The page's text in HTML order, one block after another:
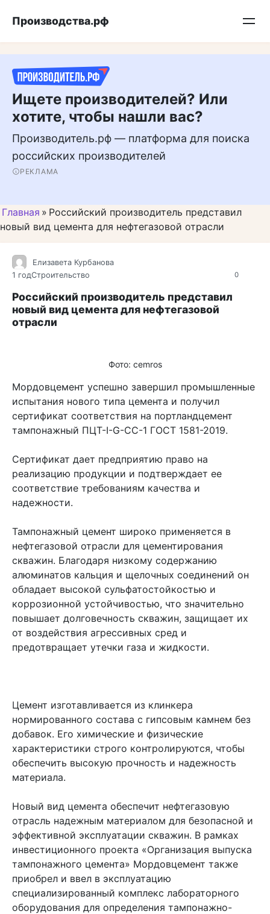
Подписывайтесь на нас в MAX
Производства.рф
Ищете производителей? Или
хотите, чтобы нашли вас?
Производитель.рф — платформа для поиска
российских производителей
РЕКЛАМА
Главная » Российский производитель представил
новый вид цемента для нефтегазовой отрасли
0
Елизавета Курбанова
1 годСтроительство
Российский производитель представил
новый вид цемента для нефтегазовой
отрасли
Фото: cemros
Мордовцемент успешно завершил промышленные
испытания нового типа цемента и получил
сертификат соответствия на портландцемент
тампонажный ПЦТ-I-G-CC-1 ГОСТ 1581-2019.
Сертификат дает предприятию право на
реализацию продукции и подтверждает ее
соответствие требованиям качества и
надежности.
Тампонажный цемент широко применяется в
нефтегазовой отрасли для цементирования
скважин. Благодаря низкому содержанию
алюминатов кальция и щелочных соединений он
обладает высокой сульфатостойкостью и
коррозионной устойчивостью, что значительно
повышает долговечность скважин, защищает их
от воздействия агрессивных сред и
предотвращает утечки газа и жидкости.
Цемент изготавливается из клинкера
нормированного состава с гипсовым камнем без
добавок. Его химические и физические
характеристики строго контролируются, чтобы
обеспечить высокую прочность и надежность
материала.
Новый вид цемента обеспечит нефтегазовую
отрасль надежным материалом для безопасной и
эффективной эксплуатации скважин. В рамках
инвестиционного проекта «Организация выпуска
тампонажного цемента» Мордовцемент также
приобрел и ввел в эксплуатацию
специализированный комплекс лабораторного
оборудования для определения тампонажно-